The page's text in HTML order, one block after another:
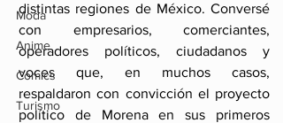
Moda
Anime
Comics
Turismo
distintas regiones de México. Conversé
con empresarios, comerciantes,
operadores políticos, ciudadanos y
voces que, en muchos casos,
respaldaron con convicción el proyecto
político de Morena en sus primeros